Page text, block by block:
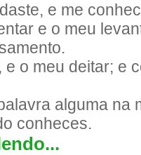
e me
e o meu
e o meu deitar; e
alguma na
conheces.